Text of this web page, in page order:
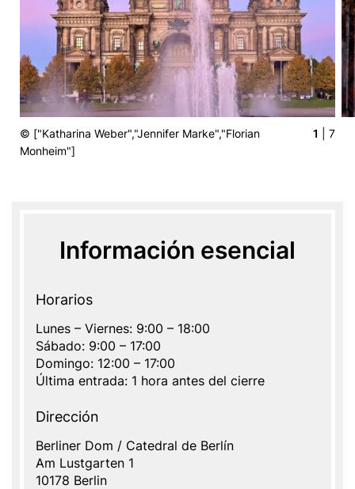
© ["Katharina Weber","Jennifer Marke","Florian
Monheim"]
1 | 7
Información esencial
Horarios
Lunes – Viernes: 9:00 – 18:00
Sábado: 9:00 – 17:00
Domingo: 12:00 – 17:00
Última entrada: 1 hora antes del cierre
Dirección
Address
Name
Berliner Dom / Catedral de Berlín
Dirección
Am Lustgarten 1
10178 Berlin